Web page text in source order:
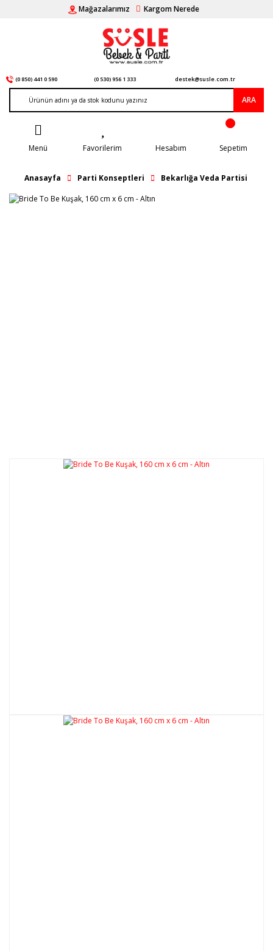
Mağazalarımız Kargom Nerede
(0 850) 441 0 590 (0 530) 956 1 333 destek@susle.com.tr
ARA
Menü Favorilerim Hesabım Sepetim
Anasayfa Parti Konseptleri Bekarlığa Veda Partisi